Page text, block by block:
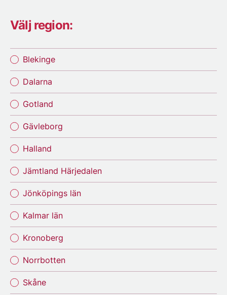
Välj region:
Blekinge
Dalarna
Gotland
Gävleborg
Halland
Jämtland Härjedalen
Jönköpings län
Kalmar län
Kronoberg
Norrbotten
Skåne